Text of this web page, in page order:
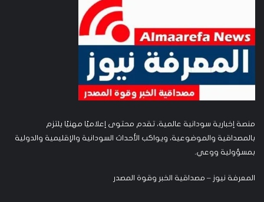
منصة إخبارية سودانية عالمية، تقدم محتوى إعلاميًا مهنيًا يلتزم
بالمصداقية والموضوعية، ويواكب الأحداث السودانية والإقليمية والدولية
بمسؤولية ووعي.
المعرفة نيوز – مصداقية الخبر وقوة المصدر